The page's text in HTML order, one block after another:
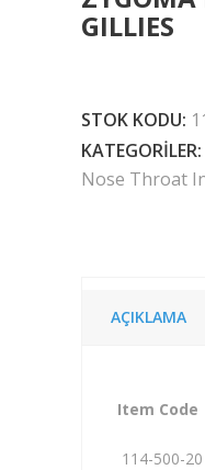
GILLIES
STOK KODU:
KATEGORILER:
Nose Throat
AÇIKLAMA
Item Code
114-500-20